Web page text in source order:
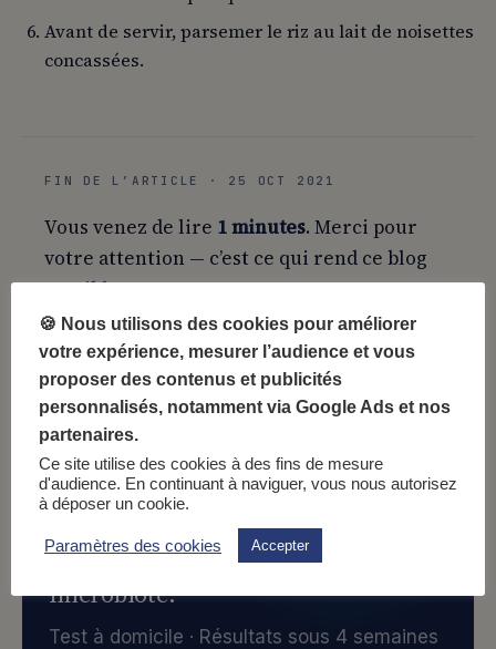
Avant de servir, parsemer le riz au lait de noisettes
concassées.
FIN DE L’ARTICLE · 25 OCT 2021
Vous venez de lire 1 minutes. Merci pour
votre attention — c’est ce qui rend ce blog
possible.
Sauvegarder Partager
Citer cet article →
ALLER PLUS LOIN
Découvrez la composition de
microbiote.
Test à domicile · Résultats sous 4 semaines
🍪 Nous utilisons des cookies pour améliorer
votre expérience, mesurer l’audience et vous
proposer des contenus et publicités
personnalisés, notamment via Google Ads et nos
partenaires.
Ce site utilise des cookies à des fins de mesure
d'audience. En continuant à naviguer, vous nous autorisez
à déposer un cookie.
Paramètres des cookies Accepter